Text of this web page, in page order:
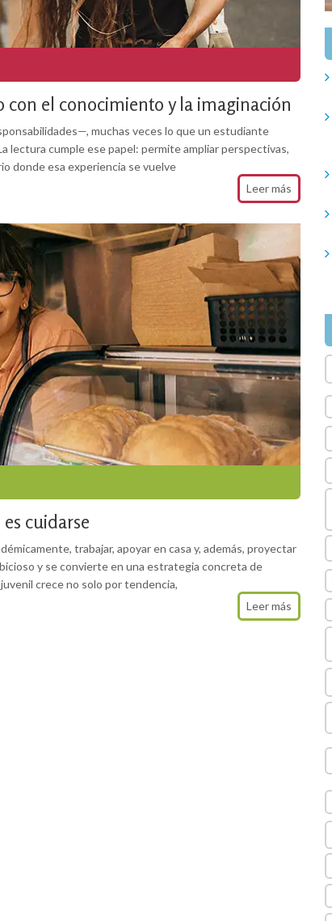
el conocimiento y la imaginación
muchas veces lo que un estudiante
lectura cumple ese papel: permite ampliar perspectivas,
donde esa experiencia se vuelve
Leer más
cuidarse
trabajar, apoyar en casa y, además, proyectar
y se convierte en una estrategia concreta de
crece no solo por tendencia,
Leer más